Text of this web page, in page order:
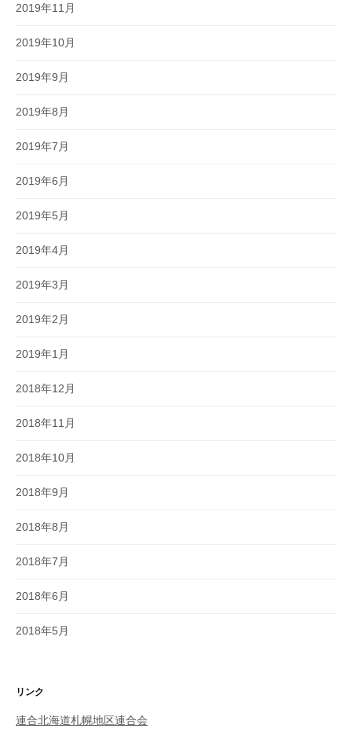
2019年11月
2019年10月
2019年9月
2019年8月
2019年7月
2019年6月
2019年5月
2019年4月
2019年3月
2019年2月
2019年1月
2018年12月
2018年11月
2018年10月
2018年9月
2018年8月
2018年7月
2018年6月
2018年5月
リンク
連合北海道札幌地区連合会